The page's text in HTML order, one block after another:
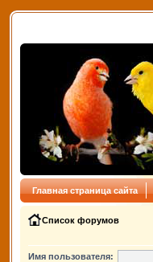
Главная страница сайта
Список форумов
Имя пользователя: